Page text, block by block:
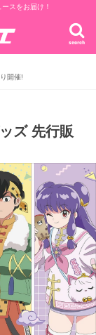
スをお届け！
search
開催!
ズ 先行販